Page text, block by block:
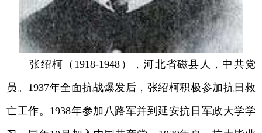
张绍柯（1918-1948），河北省磁县人，中共党
员。1937年全面抗战爆发后，张绍柯积极参加抗日救
亡工作。1938年参加八路军并到延安抗日军政大学学